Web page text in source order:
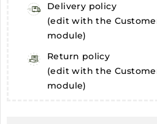
Delivery policy
(edit with the
module)
Return policy
(edit with the
module)